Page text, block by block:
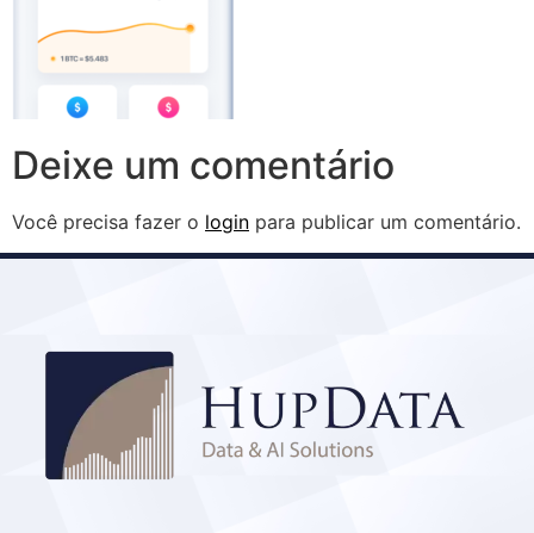
Deixe um comentário
Você precisa fazer o login para publicar um comentário.